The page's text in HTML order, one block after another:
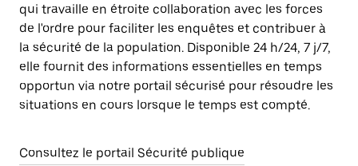
qui travaille en étroite collaboration avec les forces
de l'ordre pour faciliter les enquêtes et contribuer à
la sécurité de la population. Disponible 24 h/24, 7 j/7,
elle fournit des informations essentielles en temps
opportun via notre portail sécurisé pour résoudre les
situations en cours lorsque le temps est compté.
Consultez le portail Sécurité publique